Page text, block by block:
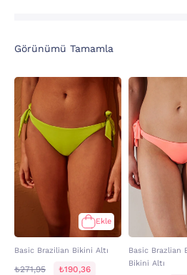
Görünümü Tamamla
Ekle
Basic Brazilian Bikini Altı
₺271,95 ₺190,36
Basic Brazlian
Bikini Altı